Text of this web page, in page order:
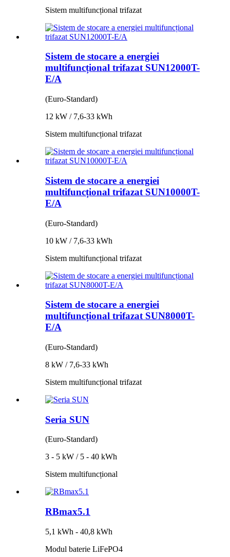
Sistem multifuncțional trifazat
Sistem de stocare a energiei
multifuncțional trifazat SUN12000T-
E/A
(Euro-Standard)
12 kW / 7,6-33 kWh
Sistem multifuncțional trifazat
Sistem de stocare a energiei
multifuncțional trifazat SUN10000T-
E/A
(Euro-Standard)
10 kW / 7,6-33 kWh
Sistem multifuncțional trifazat
Sistem de stocare a energiei
multifuncțional trifazat SUN8000T-
E/A
(Euro-Standard)
8 kW / 7,6-33 kWh
Sistem multifuncțional trifazat
Seria SUN
(Euro-Standard)
3 - 5 kW / 5 - 40 kWh
Sistem multifuncțional
RBmax5.1
5,1 kWh - 40,8 kWh
Modul baterie LiFePO4